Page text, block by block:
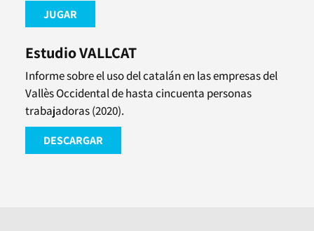
JUGAR
Estudio VALLCAT
Informe sobre el uso del catalán en las empresas del
Vallès Occidental de hasta cincuenta personas
trabajadoras (2020).
DESCARGAR